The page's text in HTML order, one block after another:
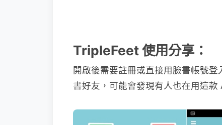
TripleFeet 使用分享：
開啟後需要註冊或直接用臉書帳號
書好友，可能會發現有人也在用這款